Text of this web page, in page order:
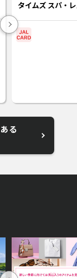
タイムズ スパ・
る